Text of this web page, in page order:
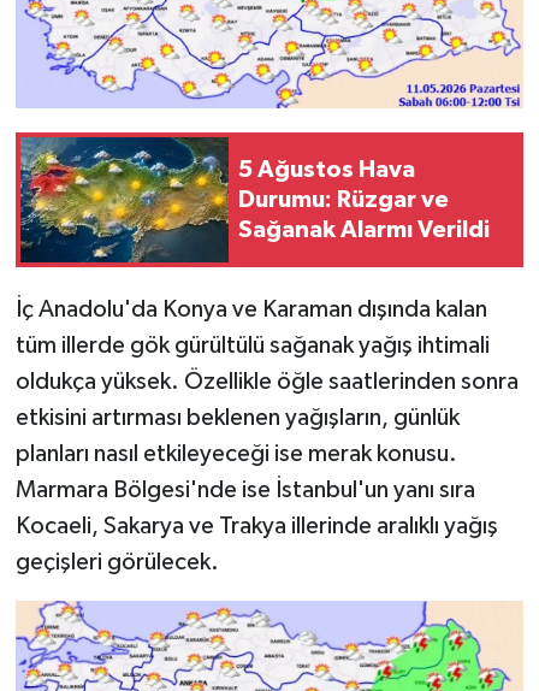
5 Ağustos Hava
Durumu: Rüzgar ve
Sağanak Alarmı Verildi
İç Anadolu'da Konya ve Karaman dışında kalan
tüm illerde gök gürültülü sağanak yağış ihtimali
oldukça yüksek. Özellikle öğle saatlerinden sonra
etkisini artırması beklenen yağışların, günlük
planları nasıl etkileyeceği ise merak konusu.
Marmara Bölgesi'nde ise İstanbul'un yanı sıra
Kocaeli, Sakarya ve Trakya illerinde aralıklı yağış
geçişleri görülecek.